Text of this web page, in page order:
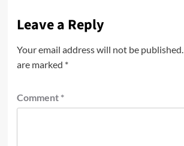
Leave a Reply
Your email address will not be published.
are marked *
Comment *